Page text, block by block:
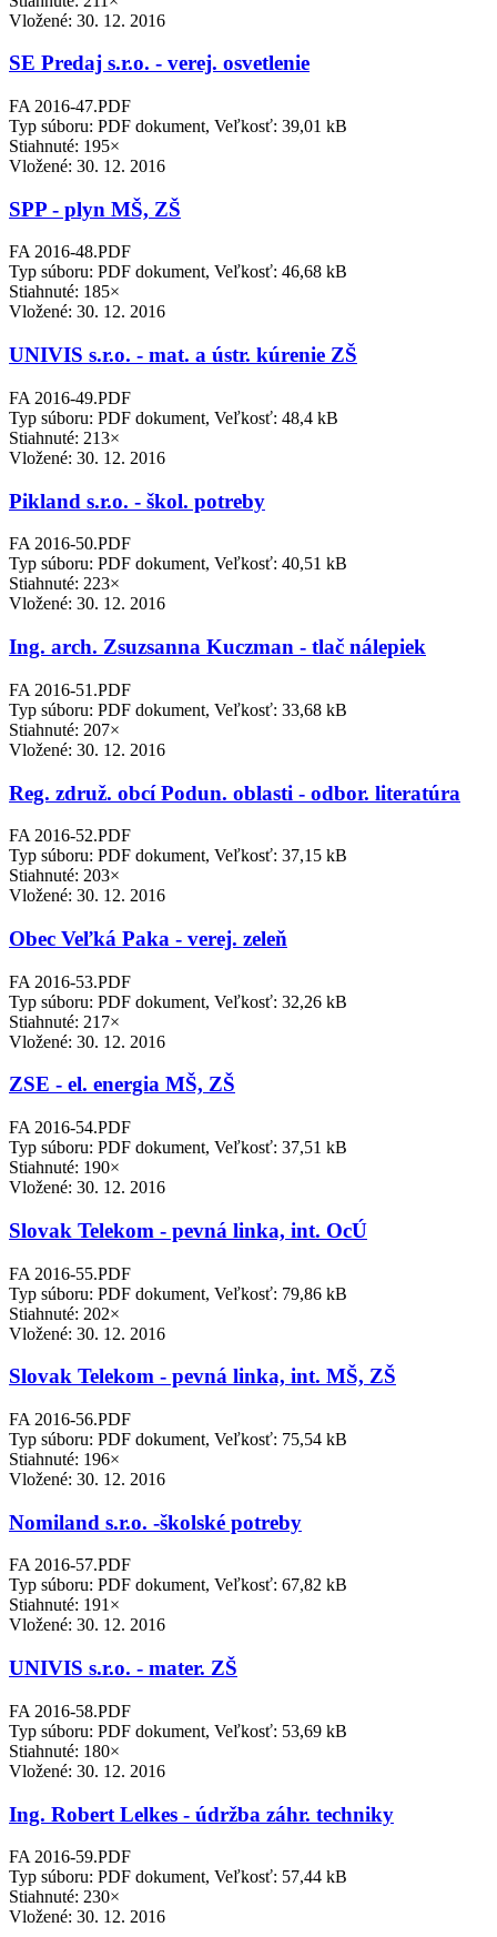
Vložené: 30. 12. 2016
SE Predaj s.r.o. - verej. osvetlenie
FA 2016-47.PDF
Typ súboru: PDF dokument, Veľkosť: 39,01 kB
Stiahnuté: 195×
Vložené: 30. 12. 2016
SPP - plyn MŠ, ZŠ
FA 2016-48.PDF
Typ súboru: PDF dokument, Veľkosť: 46,68 kB
Stiahnuté: 185×
Vložené: 30. 12. 2016
UNIVIS s.r.o. - mat. a ústr. kúrenie ZŠ
FA 2016-49.PDF
Typ súboru: PDF dokument, Veľkosť: 48,4 kB
Stiahnuté: 213×
Vložené: 30. 12. 2016
Pikland s.r.o. - škol. potreby
FA 2016-50.PDF
Typ súboru: PDF dokument, Veľkosť: 40,51 kB
Stiahnuté: 223×
Vložené: 30. 12. 2016
Ing. arch. Zsuzsanna Kuczman - tlač nálepiek
FA 2016-51.PDF
Typ súboru: PDF dokument, Veľkosť: 33,68 kB
Stiahnuté: 207×
Vložené: 30. 12. 2016
Reg. združ. obcí Podun. oblasti - odbor. literatúra
FA 2016-52.PDF
Typ súboru: PDF dokument, Veľkosť: 37,15 kB
Stiahnuté: 203×
Vložené: 30. 12. 2016
Obec Veľká Paka - verej. zeleň
FA 2016-53.PDF
Typ súboru: PDF dokument, Veľkosť: 32,26 kB
Stiahnuté: 217×
Vložené: 30. 12. 2016
ZSE - el. energia MŠ, ZŠ
FA 2016-54.PDF
Typ súboru: PDF dokument, Veľkosť: 37,51 kB
Stiahnuté: 190×
Vložené: 30. 12. 2016
Slovak Telekom - pevná linka, int. OcÚ
FA 2016-55.PDF
Typ súboru: PDF dokument, Veľkosť: 79,86 kB
Stiahnuté: 202×
Vložené: 30. 12. 2016
Slovak Telekom - pevná linka, int. MŠ, ZŠ
FA 2016-56.PDF
Typ súboru: PDF dokument, Veľkosť: 75,54 kB
Stiahnuté: 196×
Vložené: 30. 12. 2016
Nomiland s.r.o. -školské potreby
FA 2016-57.PDF
Typ súboru: PDF dokument, Veľkosť: 67,82 kB
Stiahnuté: 191×
Vložené: 30. 12. 2016
UNIVIS s.r.o. - mater. ZŠ
FA 2016-58.PDF
Typ súboru: PDF dokument, Veľkosť: 53,69 kB
Stiahnuté: 180×
Vložené: 30. 12. 2016
Ing. Robert Lelkes - údržba záhr. techniky
FA 2016-59.PDF
Typ súboru: PDF dokument, Veľkosť: 57,44 kB
Stiahnuté: 230×
Vložené: 30. 12. 2016